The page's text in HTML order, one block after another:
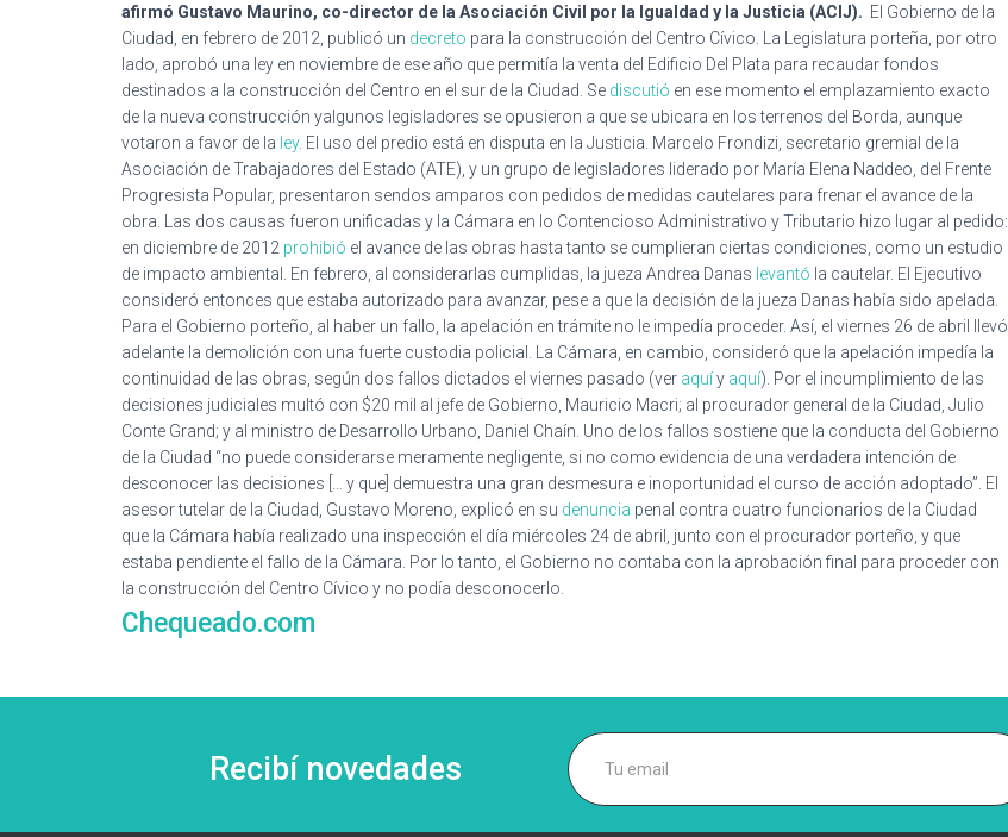
afirmó Gustavo Maurino, co-director de la Asociación Civil por la Igualdad y la Justicia (ACIJ). El Gobierno de la
Ciudad, en febrero de 2012, publicó un decreto para la construcción del Centro Cívico. La Legislatura porteña, por otro
lado, aprobó una ley en noviembre de ese año que permitía la venta del Edificio Del Plata para recaudar fondos
destinados a la construcción del Centro en el sur de la Ciudad. Se discutió en ese momento el emplazamiento exacto
de la nueva construcción yalgunos legisladores se opusieron a que se ubicara en los terrenos del Borda, aunque
votaron a favor de la ley. El uso del predio está en disputa en la Justicia. Marcelo Frondizi, secretario gremial de la
Asociación de Trabajadores del Estado (ATE), y un grupo de legisladores liderado por María Elena Naddeo, del Frente
Progresista Popular, presentaron sendos amparos con pedidos de medidas cautelares para frenar el avance de la
obra. Las dos causas fueron unificadas y la Cámara en lo Contencioso Administrativo y Tributario hizo lugar al pedido:
en diciembre de 2012 prohibió el avance de las obras hasta tanto se cumplieran ciertas condiciones, como un estudio
de impacto ambiental. En febrero, al considerarlas cumplidas, la jueza Andrea Danas levantó la cautelar. El Ejecutivo
consideró entonces que estaba autorizado para avanzar, pese a que la decisión de la jueza Danas había sido apelada.
Para el Gobierno porteño, al haber un fallo, la apelación en trámite no le impedía proceder. Así, el viernes 26 de abril llevó
adelante la demolición con una fuerte custodia policial. La Cámara, en cambio, consideró que la apelación impedía la
continuidad de las obras, según dos fallos dictados el viernes pasado (ver aquíy aquí). Por el incumplimiento de las
decisiones judiciales multó con $20 mil al jefe de Gobierno, Mauricio Macri; al procurador general de la Ciudad, Julio
Conte Grand; y al ministro de Desarrollo Urbano, Daniel Chaín. Uno de los fallos sostiene que la conducta del Gobierno
de la Ciudad “no puede considerarse meramente negligente, si no como evidencia de una verdadera intención de
desconocer las decisiones [… y que] demuestra una gran desmesura e inoportunidad el curso de acción adoptado”. El
asesor tutelar de la Ciudad, Gustavo Moreno, explicó en su denuncia penal contra cuatro funcionarios de la Ciudad
que la Cámara había realizado una inspección el día miércoles 24 de abril, junto con el procurador porteño, y que
estaba pendiente el fallo de la Cámara. Por lo tanto, el Gobierno no contaba con la aprobación final para proceder con
la construcción del Centro Cívico y no podía desconocerlo.
Chequeado.com
Recibí novedades